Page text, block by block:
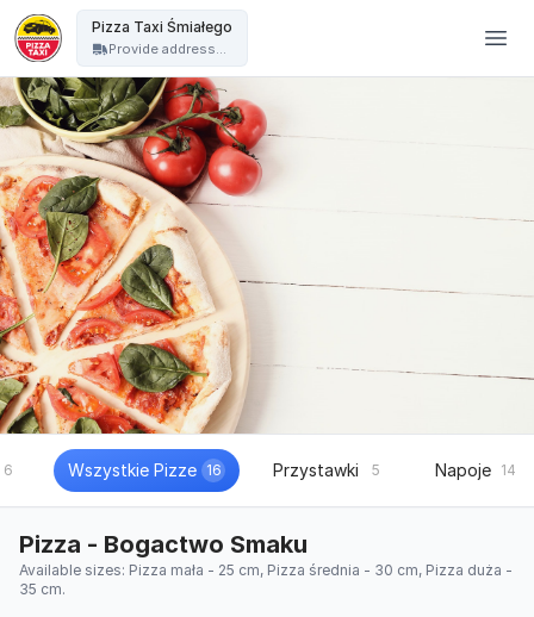
Pizza Taxi Śmiałego
Provide address...
6 Wszystkie Pizze 16 Przystawki 5 Napoje 14
Pizza - Bogactwo Smaku
Available sizes: Pizza mała - 25 cm, Pizza średnia - 30 cm, Pizza duża -
35 cm.